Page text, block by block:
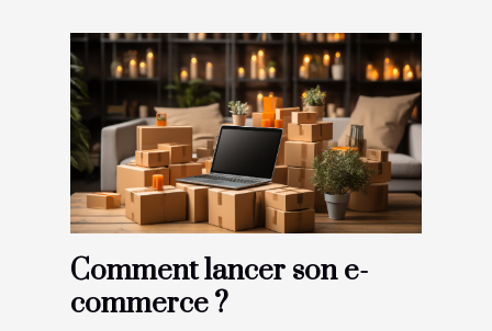
Comment lancer son e-
commerce ?